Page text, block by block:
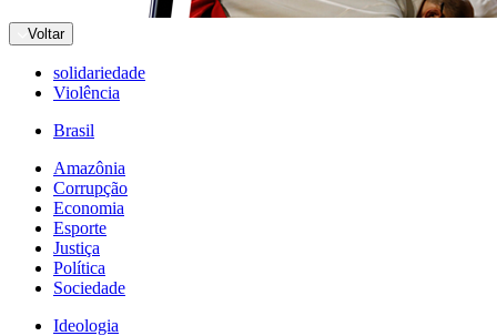
Voltar
solidariedade
Violência
Brasil
Amazônia
Corrupção
Economia
Esporte
Justiça
Política
Sociedade
Ideologia